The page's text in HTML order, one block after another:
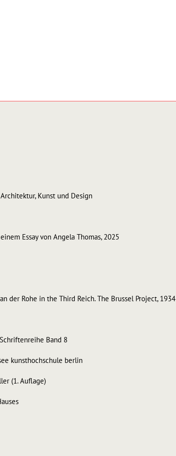
Kunst und Design
Essay von Angela Thomas, 2025
der Rohe in the Third Reich. The Brussel Project, 1934
Band 8
kunsthochschule berlin
(1. Auflage)